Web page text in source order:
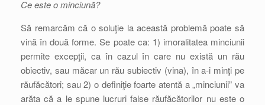
Ce este o minciună?
Să remarcăm că o soluţie la această problemă poate să
vină în două forme. Se poate ca: 1) imoralitatea minciunii
permite excepţii, ca în cazul în care nu există un rău
obiectiv, sau măcar un rău subiectiv (vina), în a-i minţi pe
răufăcători; sau 2) o definiţie foarte atentă a „minciunii” va
arăta că a le spune lucruri false răufăcătorilor nu este o